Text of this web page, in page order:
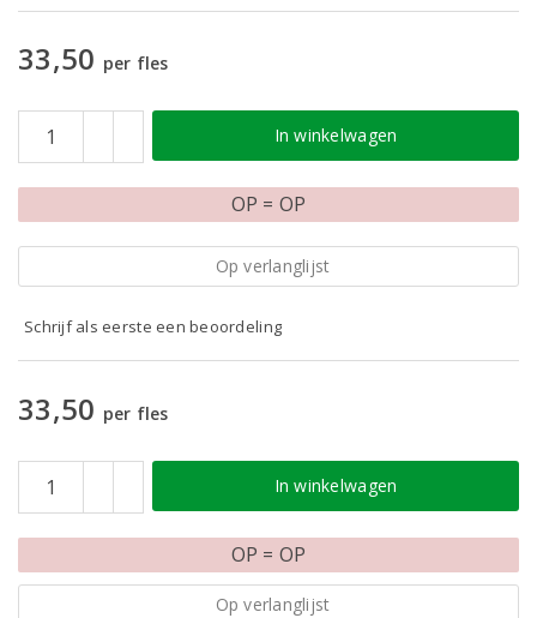
33,50 per fles
In winkelwagen
OP = OP
Op verlanglijst
Schrijf als eerste een beoordeling
33,50 per fles
In winkelwagen
OP = OP
Op verlanglijst